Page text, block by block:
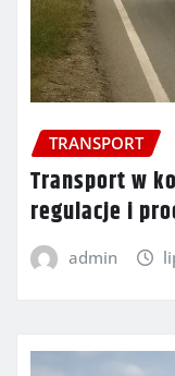
TRANSPORT
Transport w
regulacje i
admin